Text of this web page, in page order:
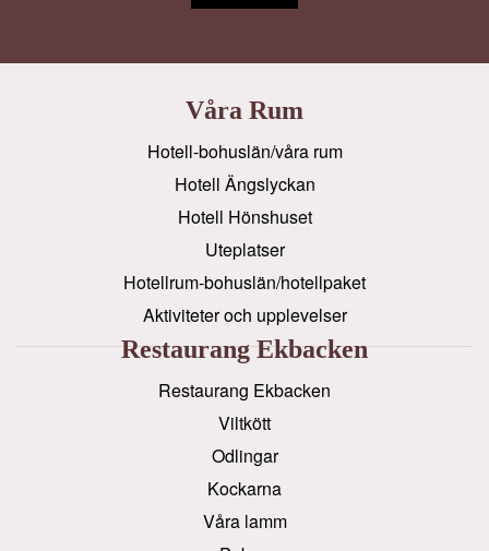
Våra Rum
Hotell-bohuslän/våra rum
Hotell Ängslyckan
Hotell Hönshuset
Uteplatser
Hotellrum-bohuslän/hotellpaket
Aktiviteter och upplevelser
Restaurang Ekbacken
Restaurang Ekbacken
Viltkött
Odlingar
Kockarna
Våra lamm